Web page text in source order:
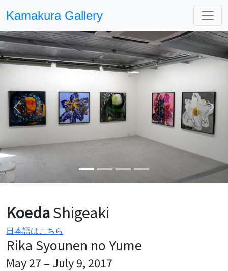
Kamakura Gallery
Previous Next
KoedaShigeaki
日本語はこちら
Rika Syounen no Yume
May 27 – July 9, 2017